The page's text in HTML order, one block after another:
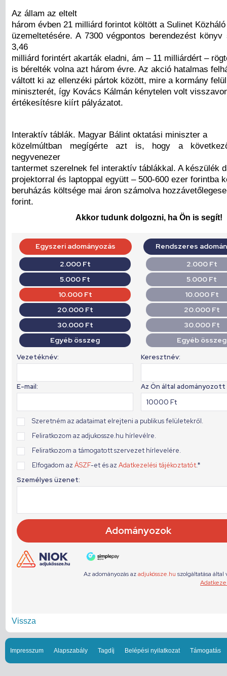
Az állam az eltelt
három évben 21 milliárd forintot költött a Sulinet Közháló
üzemeltetésére. A 7300 végpontos berendezést
3,46
milliárd forintért akarták eladni, ám – 11 milliárdért –
is bérelték volna azt három évre. Az akció hatalmas
váltott ki az ellenzéki pártok között, mire a kormány
miniszterét, így Kovács Kálmán kénytelen volt
értékesítésre kiírt pályázatot.
Interaktív táblák. Magyar Bálint oktatási miniszter a
közelmúltban megígérte azt is, hogy a
negyvenezer
tantermet szerelnek fel interaktív táblákkal. A készülék
projektorral és laptoppal együtt – 500-600 ezer forintba
beruházás költsége mai áron számolva
forint.
Akkor tudunk dolgozni, ha Ön is segít!
Vissza
Impresszum Alapszabály Tagdíj Belépési nyilatkozat Támogatás